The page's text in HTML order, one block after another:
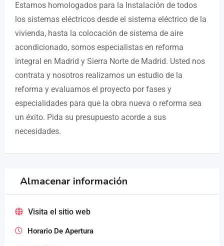
Estamos homologados para la Instalación de todos
los sistemas eléctricos desde el sistema eléctrico de la
vivienda, hasta la colocación de sistema de aire
acondicionado, somos especialistas en reforma
integral en Madrid y Sierra Norte de Madrid. Usted nos
contrata y nosotros realizamos un estudio de la
reforma y evaluamos el proyecto por fases y
especialidades para que la obra nueva o reforma sea
un éxito. Pida su presupuesto acorde a sus
necesidades.
Almacenar información
Visita el sitio web
Horario De Apertura